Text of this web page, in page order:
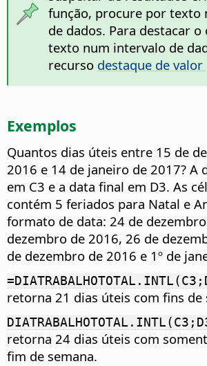
função, procure por texto
de dados. Para destacar
texto num intervalo de
recurso destaque de valor
Exemplos
Quantos dias úteis entre 15 de
2016 e 14 de janeiro de 2017? A
em C3 e a data final em D3. As
contém 5 feriados para Natal e
formato de data: 24 de
dezembro de 2016, 26 de
de dezembro de 2016 e 1º de
retorna 21 dias úteis com fins de
retorna 24 dias úteis com
fim de semana.